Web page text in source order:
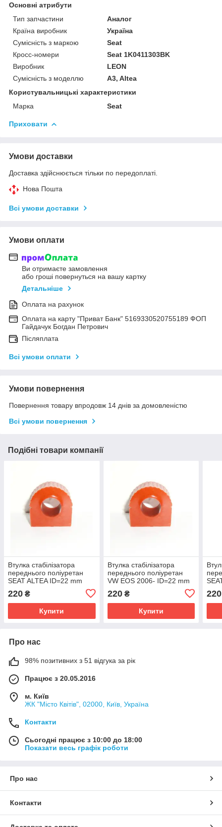
Основні атрибути
Тип запчастини
Аналог
Країна виробник
Україна
Сумісність з маркою
Seat
Кросс-номери
Seat 1K0411303BK
Виробник
LEON
Сумісність з моделлю
A3, Altea
Користувальницькі характеристики
Марка
Seat
Приховати
Умови доставки
Доставка здійснюється тільки по передоплаті.
Нова Пошта
Всі умови доставки
Умови оплати
Ви отримаєте замовлення
або гроші повернуться на вашу картку
Детальніше
Оплата на рахунок
Оплата на карту "Приват Банк" 5169330520755189 ФОП
Гайдачук Богдан Петрович
Післяплата
Всі умови оплати
Умови повернення
Повернення товару впродовж 14 днів за домовленістю
Всі умови повернення
Подібні товари компанії
Втулка стабілізатора
переднього поліуретан
SEAT ALTEA ID=22 mm
220 ₴
Купити
Втулка стабілізатора
переднього поліуретан
VW EOS 2006- ID=22 mm
220₴
Купити
220
Про нас
98% позитивних з 51 відгука за рік
Працює з 20.05.2016
м. Київ
ЖК "Місто Квітів", 02000, Київ, Україна
Контакти
Сьогодні працює з 10:00 до 18:00
Показати весь графік роботи
Про нас
Контакти